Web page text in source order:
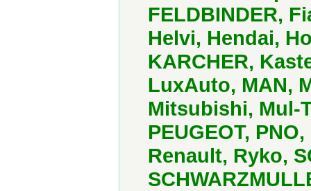
FELDBINDER,
Helvi, Hendai,
KARCHER,
LuxAuto, MAN,
Mitsubishi, Mul-
PEUGEOT,
Renault, Ryko,